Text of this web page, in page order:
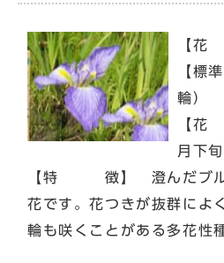
【
【標
輪）
【
月下
【特 徴】 澄んだブル
花です。花つきが抜群によ
輪も咲くことがある多花性